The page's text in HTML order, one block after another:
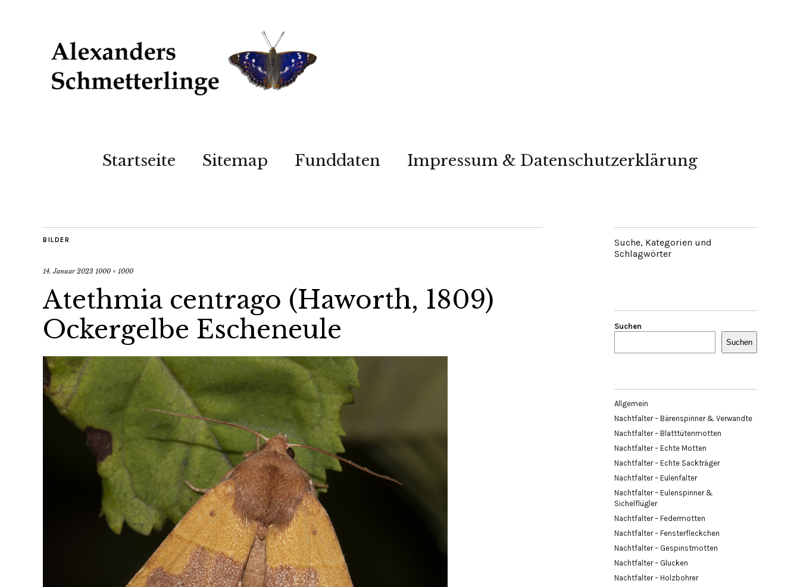
Startseite Sitemap Funddaten Impressum & Datenschutzerklärung
BILDER
14. Januar 2023 1000 × 1000
Atethmia centrago (Haworth, 1809)
Ockergelbe Escheneule
Suche, Kategorien und
Schlagwörter
Suchen
Suchen
Allgemein
Nachtfalter – Bärenspinner & Verwandte
Nachtfalter – Blatttütenmotten
Nachtfalter – Echte Motten
Nachtfalter – Echte Sackträger
Nachtfalter – Eulenfalter
Nachtfalter – Eulenspinner &
Sichelflügler
Nachtfalter – Federmotten
Nachtfalter – Fensterfleckchen
Nachtfalter – Gespinstmotten
Nachtfalter – Glucken
Nachtfalter – Holzbohrer